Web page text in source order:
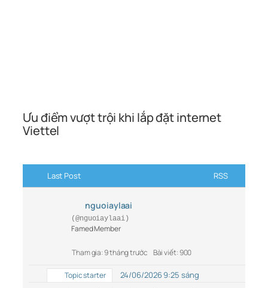
Ưu điểm vượt trội khi lắp đặt internet
Viettel
Last Post RSS
nguoiaylaai
(@nguoiaylaai)
Famed Member
Tham gia: 9 tháng trước Bài viết: 900
Topic starter 24/06/2026 9:25 sáng